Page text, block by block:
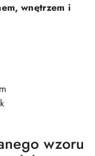
wnętrzem i
wzoru